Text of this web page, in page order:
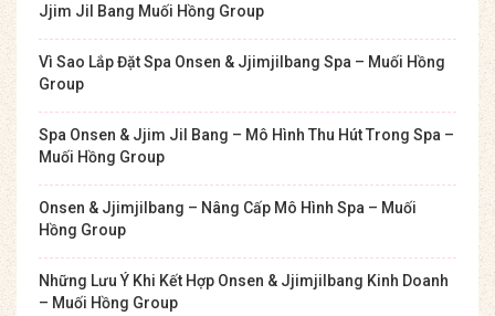
Jjim Jil Bang Muối Hồng Group
Vì Sao Lắp Đặt Spa Onsen & Jjimjilbang Spa – Muối Hồng
Group
Spa Onsen & Jjim Jil Bang – Mô Hình Thu Hút Trong Spa –
Muối Hồng Group
Onsen & Jjimjilbang – Nâng Cấp Mô Hình Spa – Muối
Hồng Group
Những Lưu Ý Khi Kết Hợp Onsen & Jjimjilbang Kinh Doanh
– Muối Hồng Group